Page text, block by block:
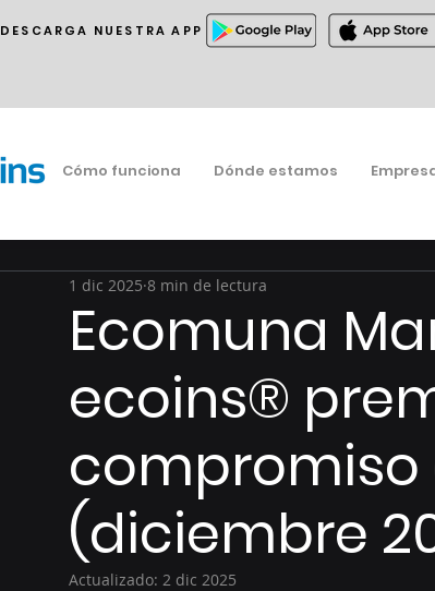
DESCARGA NUESTRA APP
Cómo funciona Dónde estamos
Ecomuna
ecoins®
compromiso
(diciembre
1 dic 2025 8 min de lectura
Actualizado: 2 dic 2025